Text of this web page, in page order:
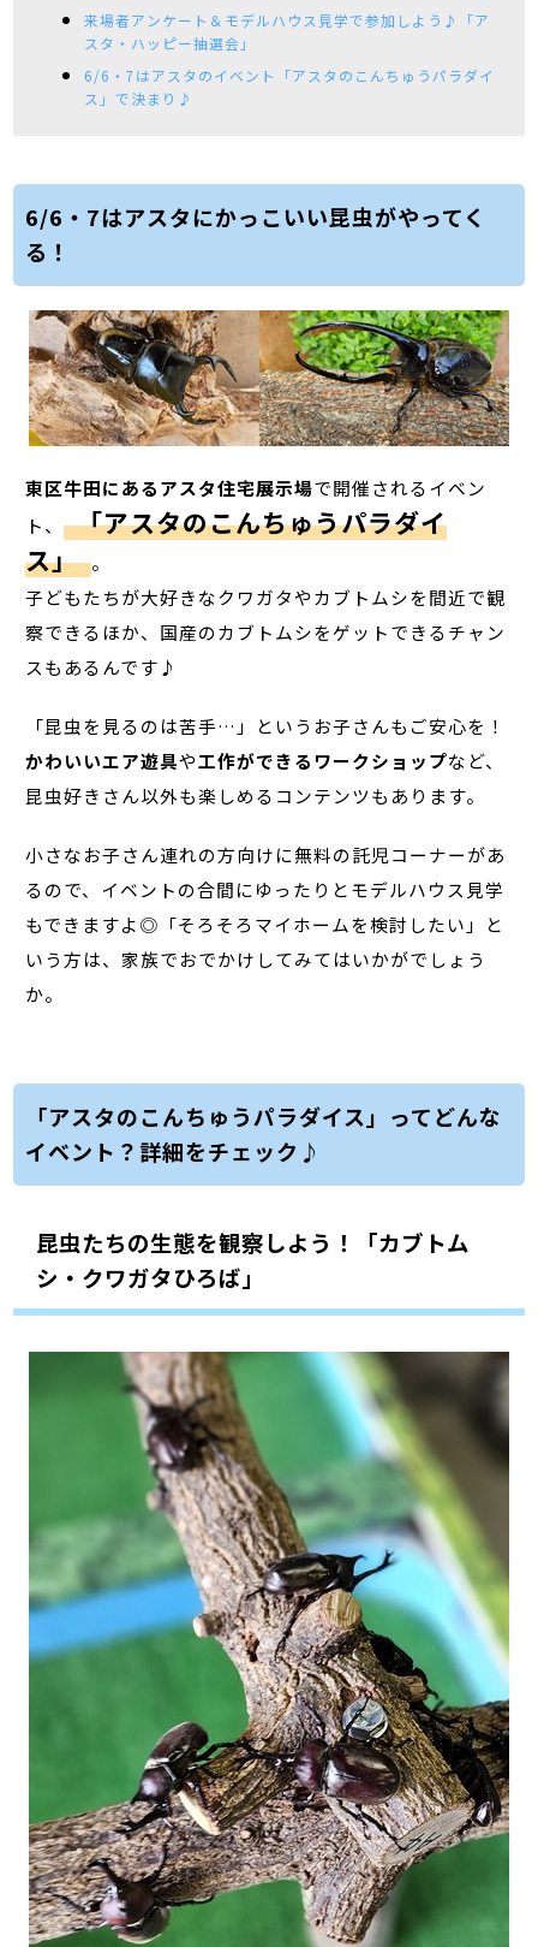
来場者アンケート＆モデルハウス見学で参加しよう♪「ア
スタ・ハッピー抽選会」
6/6・7はアスタのイベント「アスタのこんちゅうパラダイ
ス」で決まり♪
6/6・7はアスタにかっこいい昆虫がやってく
る！
東区牛田にあるアスタ住宅展示場で開催されるイベン
ト、 「アスタのこんちゅうパラダイ
ス」 。
子どもたちが大好きなクワガタやカブトムシを間近で観
察できるほか、国産のカブトムシをゲットできるチャン
スもあるんです♪
「昆虫を見るのは苦手…」というお子さんもご安心を！
かわいいエア遊具や工作ができるワークショップなど、
昆虫好きさん以外も楽しめるコンテンツもあります。
小さなお子さん連れの方向けに無料の託児コーナーがあ
るので、イベントの合間にゆったりとモデルハウス見学
もできますよ◎「そろそろマイホームを検討したい」と
いう方は、家族でおでかけしてみてはいかがでしょう
か。
「アスタのこんちゅうパラダイス」ってどんな
イベント？詳細をチェック♪
昆虫たちの生態を観察しよう！「カブトム
シ・クワガタひろば」